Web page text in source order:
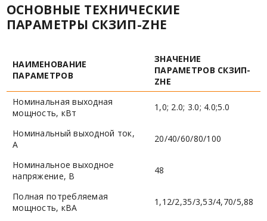
ОСНОВНЫЕ ТЕХНИЧЕСКИЕ
ПАРАМЕТРЫ СКЗИП-ZHE
НАИМЕНОВАНИЕ
ПАРАМЕТРОВ
ЗНАЧЕНИЕ
ПАРАМЕТРОВ СКЗИП-
ZHE
Номинальная выходная
мощность, кВт
1,0; 2.0; 3.0; 4.0;5.0
Номинальный выходной ток,
А
20/40/60/80/100
Номинальное выходное
напряжение, В
48
Полная потребляемая
мощность, кВА
1,12/2,35/3,53/4,70/5,88